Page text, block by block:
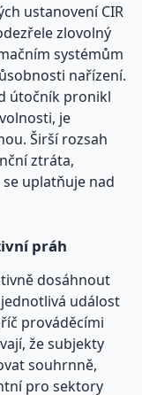
ustanovení CIR
zlovolný
systémům
nařízení.
útočník pronikl
je
Širší rozsah
ztráta,
uplatňuje nad
práh
dosáhnout
událost
prováděcími
že subjekty
souhrnně,
pro sektory